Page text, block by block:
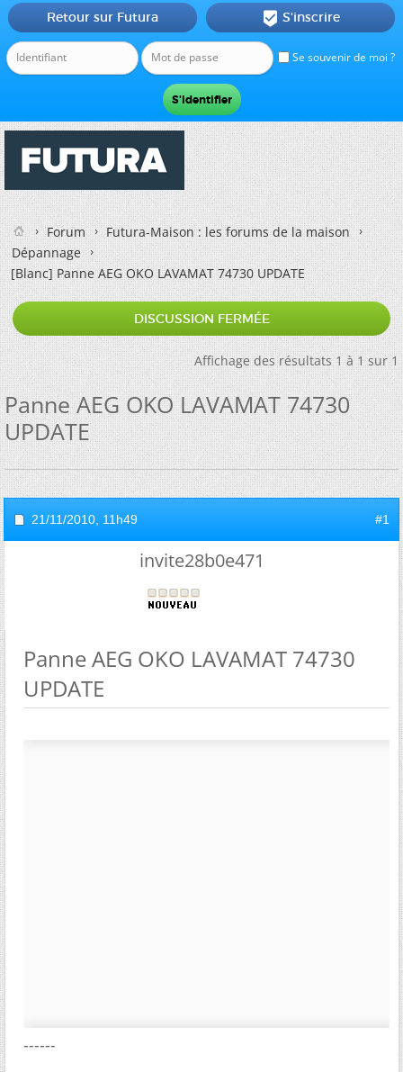
Se souvenir de moi ?
Retour sur Futura  S'inscrire
Forum
Futura-Maison : les forums de la maison
Dépannage
[Blanc]Panne AEG OKO LAVAMAT 74730 UPDATE
DISCUSSION FERMÉE
Affichage des résultats 1 à 1 sur 1
Panne AEG OKO LAVAMAT 74730
UPDATE
21/11/2010, 11h49 #1
invite28b0e471
Panne AEG OKO LAVAMAT 74730
UPDATE
------